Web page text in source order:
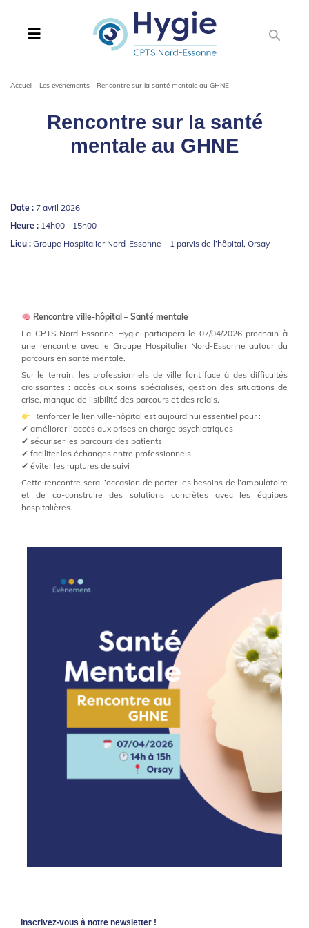
Accueil - Les événements - Rencontre sur la santé mentale au GHNE
Rencontre sur la santé
mentale au GHNE
Date : 7 avril 2026
Heure : 14h00 - 15h00
Lieu : Groupe Hospitalier Nord-Essonne – 1 parvis de l’hôpital, Orsay
Rencontre ville-hôpital – Santé mentale
La CPTS Nord-Essonne Hygie participera le 07/04/2026 prochain à
une rencontre avec le Groupe Hospitalier Nord-Essonne autour du
parcours en santé mentale.
Sur le terrain, les professionnels de ville font face à des difficultés
croissantes : accès aux soins spécialisés, gestion des situations de
crise, manque de lisibilité des parcours et des relais.
Renforcer le lien ville-hôpital est aujourd’hui essentiel pour :
✔ améliorer l’accès aux prises en charge psychiatriques
✔ sécuriser les parcours des patients
✔ faciliter les échanges entre professionnels
✔ éviter les ruptures de suivi
Cette rencontre sera l’occasion de porter les besoins de l’ambulatoire
et de co-construire des solutions concrètes avec les équipes
hospitalières.
Inscrivez-vous à notre newsletter !